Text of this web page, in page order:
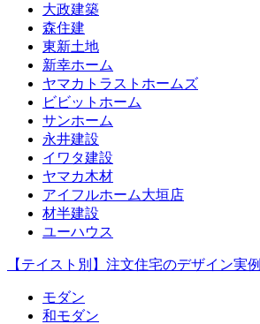
大政建築
森住建
東新土地
新幸ホーム
ヤマカトラストホームズ
ビビットホーム
サンホーム
永井建設
イワタ建設
ヤマカ木材
アイフルホーム大垣店
材半建設
ユーハウス
【テイスト別】注文住宅のデザイン実例
モダン
和モダン